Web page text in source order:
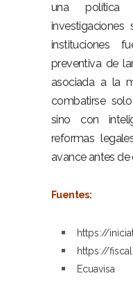
una política
investigaciones
instituciones
preventiva de
asociada a la
combatirse
sino con
reformas
avance antes de
Fuentes:
https://
https://
Ecuavisa